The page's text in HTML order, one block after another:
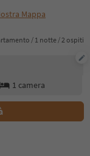
Mappa
/ 1 notte / 2 ospiti
1 camera